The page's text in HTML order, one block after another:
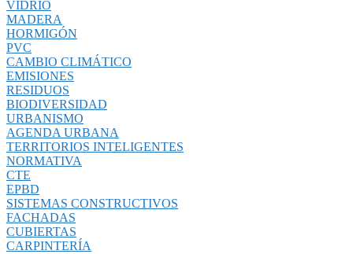
VIDRIO
MADERA
HORMIGÓN
PVC
CAMBIO CLIMÁTICO
EMISIONES
RESIDUOS
BIODIVERSIDAD
URBANISMO
AGENDA URBANA
TERRITORIOS INTELIGENTES
NORMATIVA
CTE
EPBD
SISTEMAS CONSTRUCTIVOS
FACHADAS
CUBIERTAS
CARPINTERÍA